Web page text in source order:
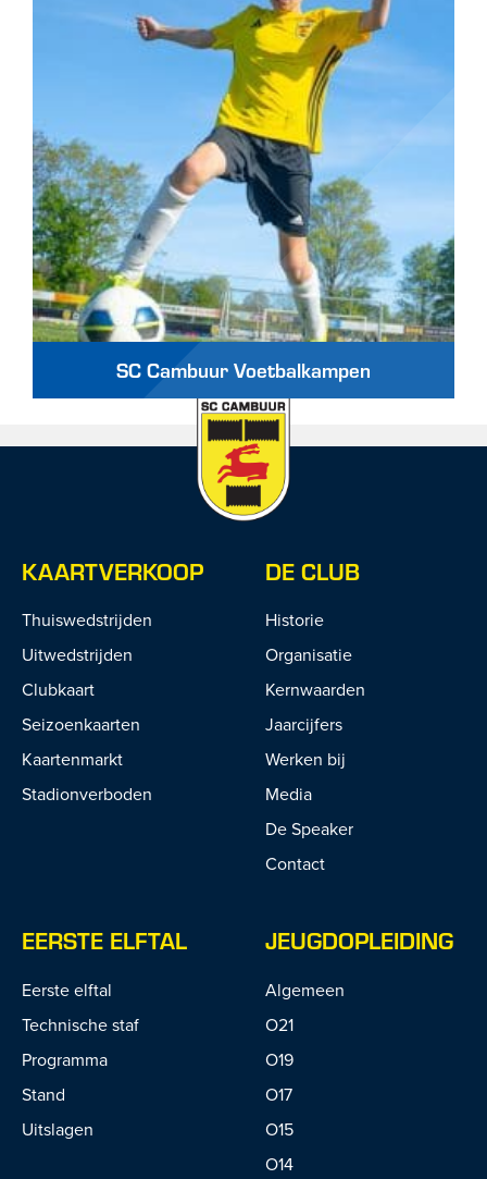
SC Cambuur Voetbalkampen
KAARTVERKOOP
Thuiswedstrijden
Uitwedstrijden
Clubkaart
Seizoenkaarten
Kaartenmarkt
Stadionverboden
DE CLUB
Historie
Organisatie
Kernwaarden
Jaarcijfers
Werken bij
Media
De Speaker
Contact
EERSTE ELFTAL
Eerste elftal
Technische staf
Programma
Stand
Uitslagen
JEUGDOPLEIDING
Algemeen
O21
O19
O17
O15
O14